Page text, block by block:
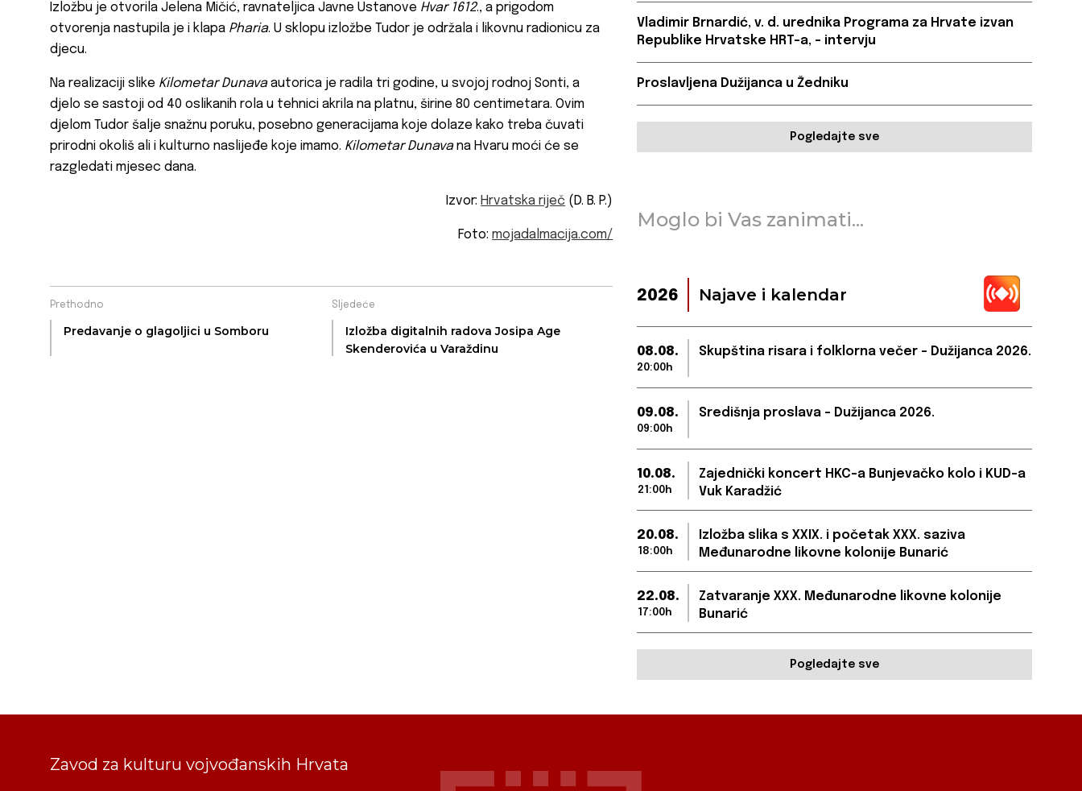
Izložbu je otvorila Jelena Mičić, ravnateljica Javne Ustanove Hvar 1612., a prigodom
otvorenja nastupila je i klapa Pharia. U sklopu izložbe Tudor je održala i likovnu radionicu za
djecu.
Na realizaciji slike Kilometar Dunavaautorica je radila tri godine, u svojoj rodnoj Sonti, a
djelo se sastoji od 40 oslikanih rola u tehnici akrila na platnu, širine 80 centimetara. Ovim
djelom Tudor šalje snažnu poruku, posebno generacijama koje dolaze kako treba čuvati
prirodni okoliš ali i kulturno naslijeđe koje imamo. Kilometar Dunavana Hvaru moći će se
razgledati mjesec dana.
Izvor:Hrvatska riječ (D. B. P.)
Foto:mojadalmacija.com/
Prethodno
Predavanje o glagoljici u Somboru
Sljedeće
Izložba digitalnih radova Josipa Age
Skenderovića u Varaždinu
Vladimir Brnardić, v. d. urednika Programa za Hrvate izvan
Republike Hrvatske HRT-a, – intervju
Proslavljena Dužijanca u Žedniku
Pogledajte sve
Moglo bi Vas zanimati...
2026 Najave i kalendar
08.08.
20:00h
Skupština risara i folklorna večer – Dužijanca 2026.
09.08.
09:00h
Središnja proslava – Dužijanca 2026.
10.08.
21:00h
Zajednički koncert HKC-a Bunjevačko kolo i KUD-a
Vuk Karadžić
20.08.
18:00h
Izložba slika s XXIX. i početak XXX. saziva
Međunarodne likovne kolonije Bunarić
22.08.
17:00h
Zatvaranje XXX. Međunarodne likovne kolonije
Bunarić
Pogledajte sve
Zavod za kulturu vojvođanskih Hrvata